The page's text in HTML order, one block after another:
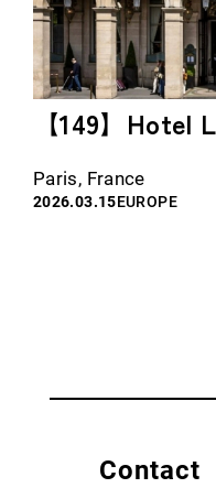
【149】Hotel
Paris, France
2026.03.15EUROPE
Contact